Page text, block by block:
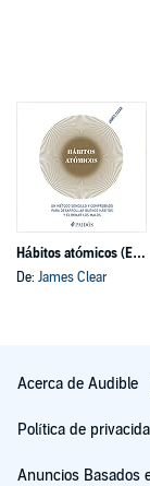
Hábitos atómicos (Español neutro)
De: James Clear
Acerca de Audible
Política de
Anuncios Basados